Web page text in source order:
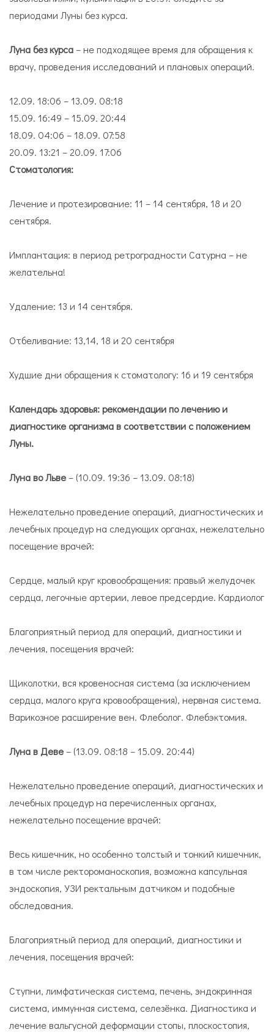
периодами Луны без курса.
Луна без курса – не подходящее время для обращения к
врачу, проведения исследований и плановых операций.
12.09. 18:06 – 13.09. 08:18
15.09. 16:49 – 15.09. 20:44
18.09. 04:06 – 18.09. 07:58
20.09. 13:21 – 20.09. 17:06
Стоматология:
Лечение и протезирование: 11 – 14 сентября, 18 и 20
сентября.
Имплантация: в период ретроградности Сатурна – не
желательна!
Удаление: 13 и 14 сентября.
Отбеливание: 13,14, 18 и 20 сентября
Худшие дни обращения к стоматологу: 16 и 19 сентября
Календарь здоровья: рекомендации по лечению и
диагностике организма в соответствии с положением
Луны.
Луна во Льве – (10.09. 19:36 – 13.09. 08:18)
Нежелательно проведение операций, диагностических и
лечебных процедур на следующих органах, нежелательно
посещение врачей:
Сердце, малый круг кровообращения: правый желудочек
сердца, легочные артерии, левое предсердие. Кардиолог
Благоприятный период для операций, диагностики и
лечения, посещения врачей:
Щиколотки, вся кровеносная система (за исключением
сердца, малого круга кровообращения), нервная система.
Варикозное расширение вен. Флеболог. Флебэктомия.
Луна в Деве – (13.09. 08:18 – 15.09. 20:44)
Нежелательно проведение операций, диагностических и
лечебных процедур на перечисленных органах,
нежелательно посещение врачей:
Весь кишечник, но особенно толстый и тонкий кишечник,
в том числе ректороманоскопия, возможна капсульная
эндоскопия, УЗИ ректальным датчиком и подобные
обследования.
Благоприятный период для операций, диагностики и
лечения, посещения врачей:
Ступни, лимфатическая система, печень, эндокринная
система, иммунная система, селезёнка. Диагностика и
лечение вальгусной деформации стопы, плоскостопия,